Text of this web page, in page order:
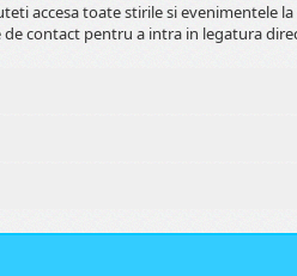
accesa toate stirile si evenimentele
contact pentru a intra in legatura